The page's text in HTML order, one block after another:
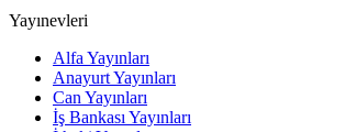
Yayınevleri
Alfa Yayınları
Anayurt Yayınları
Can Yayınları
İş Bankası Yayınları